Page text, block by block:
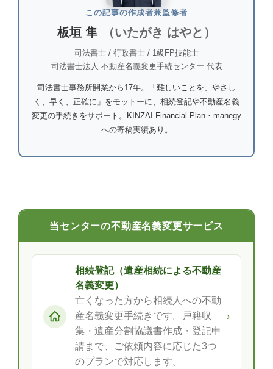
この記事の作成者兼監修者
板垣 隼 （いたがき はやと）
司法書士 / 行政書士 / 1級FP技能士
司法書士法人 不動産名義変更手続センター 代表
司法書士事務所開業から17年。「難しいことを、やさし
く、早く、正確に」をモットーに、相続登記や不動産名義
変更の手続きをサポート。KINZAI Financial Plan・manegy
への寄稿実績あり。
当センターの不動産名義変更サービス
相続登記（遺産相続による不動産
名義変更）
亡くなった方から相続人への不動
産名義変更手続きです。戸籍収
集・遺産分割協議書作成・登記申
請まで、ご依頼内容に応じた3つ
のプランで対応します。
›